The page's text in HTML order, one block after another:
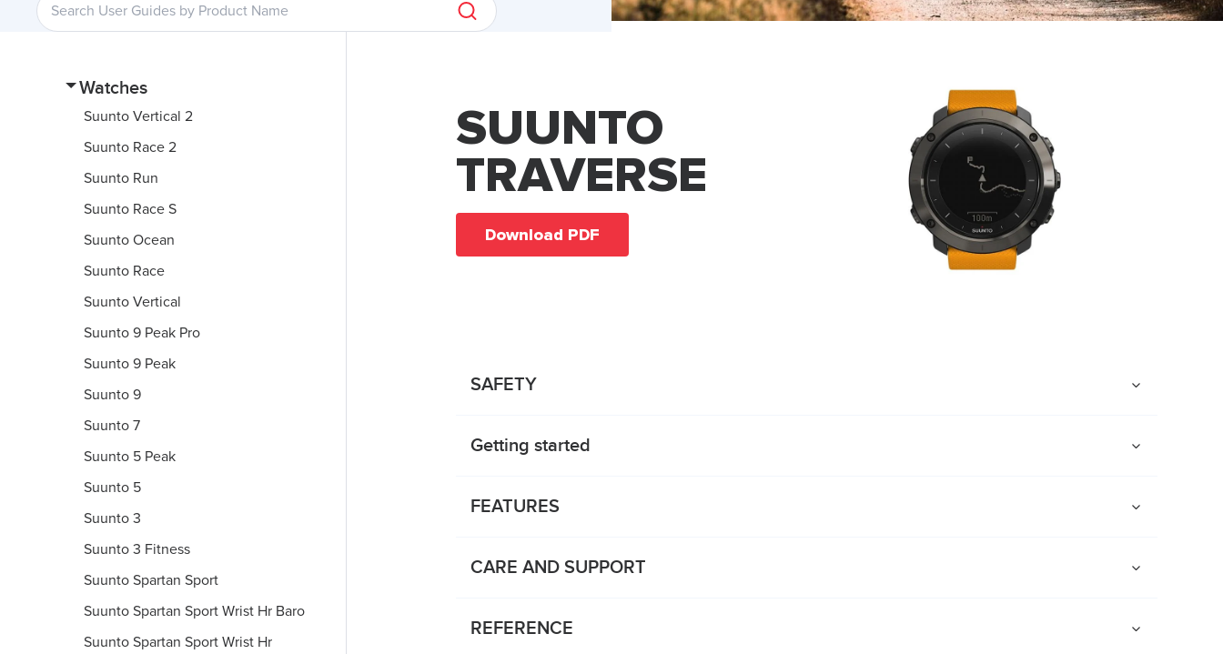
Watches
Suunto Vertical 2
Suunto Race 2
Suunto Run
Suunto Race S
Suunto Ocean
Suunto Race
Suunto Vertical
Suunto 9 Peak Pro
Suunto 9 Peak
Suunto 9
Suunto 7
Suunto 5 Peak
Suunto 5
Suunto 3
Suunto 3 Fitness
Suunto Spartan Sport
Suunto Spartan Sport Wrist Hr Baro
Suunto Spartan Sport Wrist Hr
SUUNTO
TRAVERSE
Download PDF
SAFETY
Getting started
FEATURES
CARE AND SUPPORT
REFERENCE